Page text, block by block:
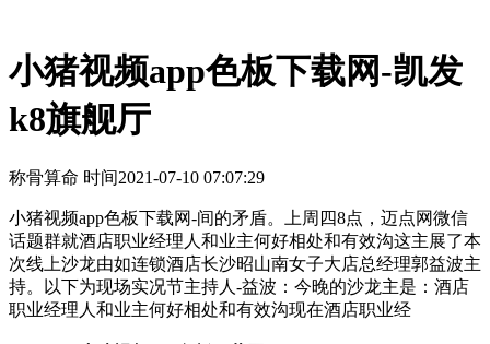
小猪视频app色板下载网-凯发
k8旗舰厅
称骨算命 时间2021-07-10 07:07:29
小猪视频app色板下载网-间的矛盾。上周四8点，迈点网微信
话题群就酒店职业经理人和业主何好相处和有效沟这主展了本
次线上沙龙由如连锁酒店长沙昭山南女子大店总经理郭益波主
持。以下为现场实况节主持人-益波：今晚的沙龙主是：酒店
职业经理人和业主何好相处和有效沟现在酒店职业经